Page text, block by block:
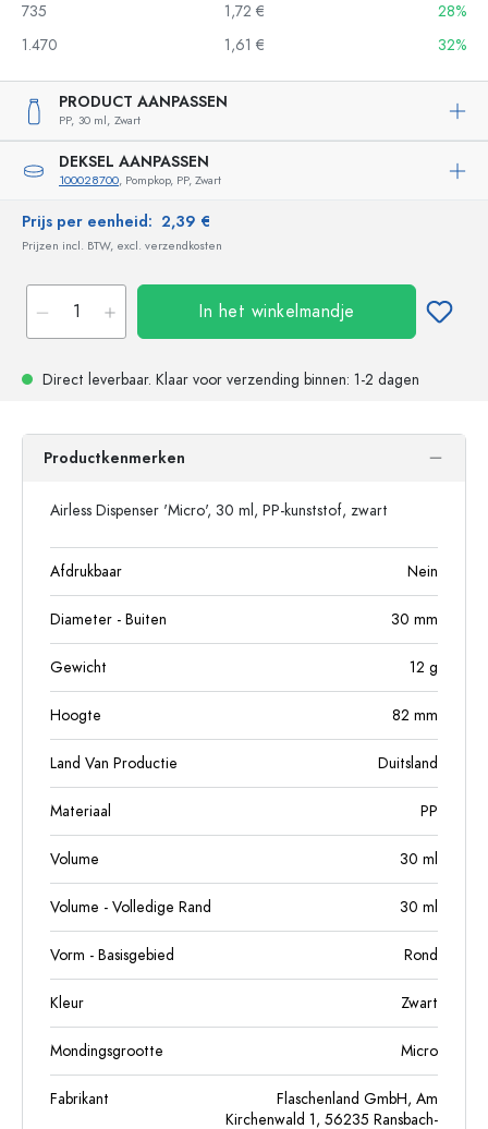
735
1,72 €
28%
1.470
1,61 € 32%
PRODUCT AANPASSEN
PP, 30 ml, Zwart
DEKSEL AANPASSEN
100028700, Pompkop, PP, Zwart
Prijs per eenheid: 2,39 €
Prijzen incl. BTW, excl. verzendkosten
In het winkelmandje
Direct leverbaar. Klaar voor verzending binnen: 1-2 dagen
Productkenmerken
Airless Dispenser 'Micro', 30 ml, PP-kunststof, zwart
Afdrukbaar Nein
Diameter - Buiten 30 mm
Gewicht 12 g
Hoogte 82 mm
Land Van Productie Duitsland
Materiaal PP
Volume 30 ml
Volume - Volledige Rand 30 ml
Vorm - Basisgebied Rond
Kleur Zwart
Mondingsgrootte Micro
Fabrikant
Flaschenland GmbH, Am
Kirchenwald 1, 56235 Ransbach-